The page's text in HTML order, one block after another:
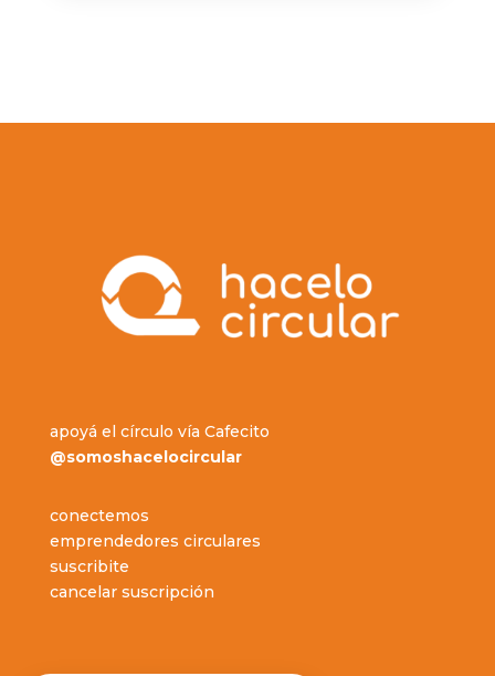
apoyá el círculo vía Cafecito
@somoshacelocircular
conectemos
emprendedores circulares
suscribite
cancelar suscripción